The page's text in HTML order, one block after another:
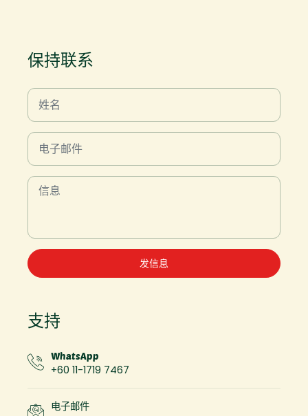
保持联系
发信息
支持
WhatsApp
+60 11-1719 7467
电子邮件